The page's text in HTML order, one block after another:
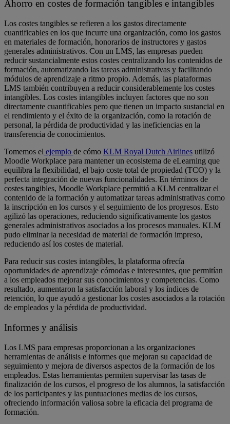
Ahorro en costes de formación tangibles e intangibles
Los costes tangibles se refieren a los gastos directamente
cuantificables en los que incurre una organización, como los gastos
en materiales de formación, honorarios de instructores y gastos
generales administrativos. Con un LMS, las empresas pueden
reducir sustancialmente estos costes centralizando los contenidos de
formación, automatizando las tareas administrativas y facilitando
módulos de aprendizaje a ritmo propio. Además, las plataformas
LMS también contribuyen a reducir considerablemente los costes
intangibles. Los costes intangibles incluyen factores que no son
directamente cuantificables pero que tienen un impacto sustancial en
el rendimiento y el éxito de la organización, como la rotación de
personal, la pérdida de productividad y las ineficiencias en la
transferencia de conocimientos.
Tomemos el ejemplo de cómo KLM Royal Dutch Airlines utilizó
Moodle Workplace para mantener un ecosistema de eLearning que
equilibra la flexibilidad, el bajo coste total de propiedad (TCO) y la
perfecta integración de nuevas funcionalidades. En términos de
costes tangibles, Moodle Workplace permitió a KLM centralizar el
contenido de la formación y automatizar tareas administrativas como
la inscripción en los cursos y el seguimiento de los progresos. Esto
agilizó las operaciones, reduciendo significativamente los gastos
generales administrativos asociados a los procesos manuales. KLM
pudo eliminar la necesidad de material de formación impreso,
reduciendo así los costes de material.
Para reducir sus costes intangibles, la plataforma ofrecía
oportunidades de aprendizaje cómodas e interesantes, que permitían
a los empleados mejorar sus conocimientos y competencias. Como
resultado, aumentaron la satisfacción laboral y los índices de
retención, lo que ayudó a gestionar los costes asociados a la rotación
de empleados y la pérdida de productividad.
Informes y análisis
Los LMS para empresas proporcionan a las organizaciones
herramientas de análisis e informes que mejoran su capacidad de
seguimiento y mejora de diversos aspectos de la formación de los
empleados. Estas herramientas permiten supervisar las tasas de
finalización de los cursos, el progreso de los alumnos, la satisfacción
de los participantes y las puntuaciones medias de los cursos,
ofreciendo información valiosa sobre la eficacia del programa de
formación.